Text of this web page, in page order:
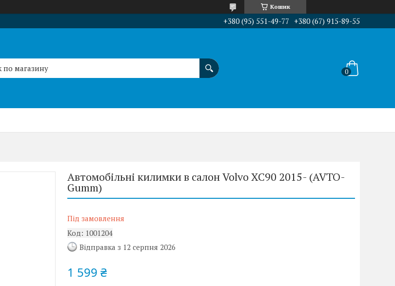
Кошик
+380 (95) 551-49-77 +380 (67) 915-89-55
Автомобільні килимки в салон Volvo XC90 2015- (AVTO-
Gumm)
Під замовлення
Код: 1001204
Відправка з 12 серпня 2026
1 599 ₴